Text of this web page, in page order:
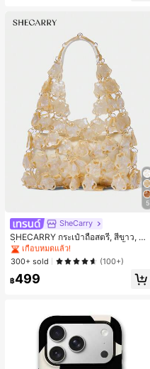
5
SheCarry
SHECARRY กระเป๋าถือสตรี, สีขาว, แฟ
ชั่น, สง่างาม, วันหยุด, งานปาร์ตี้
#1 ขายดี
เกือบหมดแล้ว!
#1 ขายดี
เกือบหมดแล้ว!
#1 ขายดี
เกือบหมดแล้ว!
#1 ขายดี
ใน บรรยากาศฤดูร้อน กระเป๋าหูหิ้วด้านบนผู้หญิง
เกือบหมดแล้ว!
300+ sold (100+)
฿499